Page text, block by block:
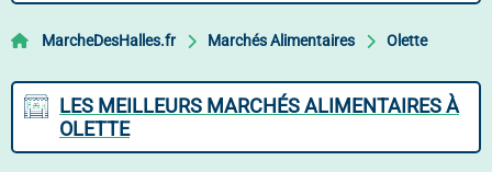
MarcheDesHalles.fr Marchés Alimentaires Olette
LES MEILLEURS MARCHÉS ALIMENTAIRES À
OLETTE